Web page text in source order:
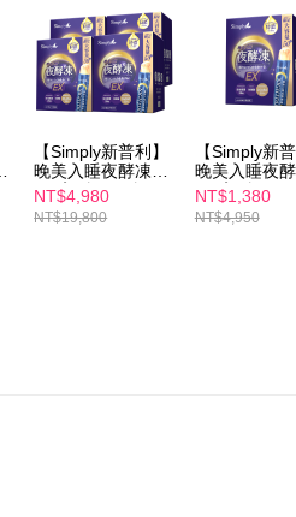
期限を延長できますが、商品を期限
（例：予約商品や商品到着日が比較的
の有無に関わらず、AFTEEで指定され
二、支払い限度額
1.初回 AFTEEを ご利用の際に、認証
き、限度額が設定されます。
2.決済金額は最低NT$20です。
3.現在、台湾の会員のみご利用いただけ
三、利用規約「AFTEE代金後払い」（
配送毎にNT$100、NT$600以上で
7-11付款取貨
配送毎にNT$100、NT$600以上で
付款後7-11取貨
配送毎にNT$100、NT$600以上で
宅配
【Simply新普利】
晚美入睡夜酵凍
(50入/盒)(x4盒)
NT$4,980
NT$19,800
【Simply新普
晚美入睡夜
(50入/盒)
NT$1,380
NT$4,950